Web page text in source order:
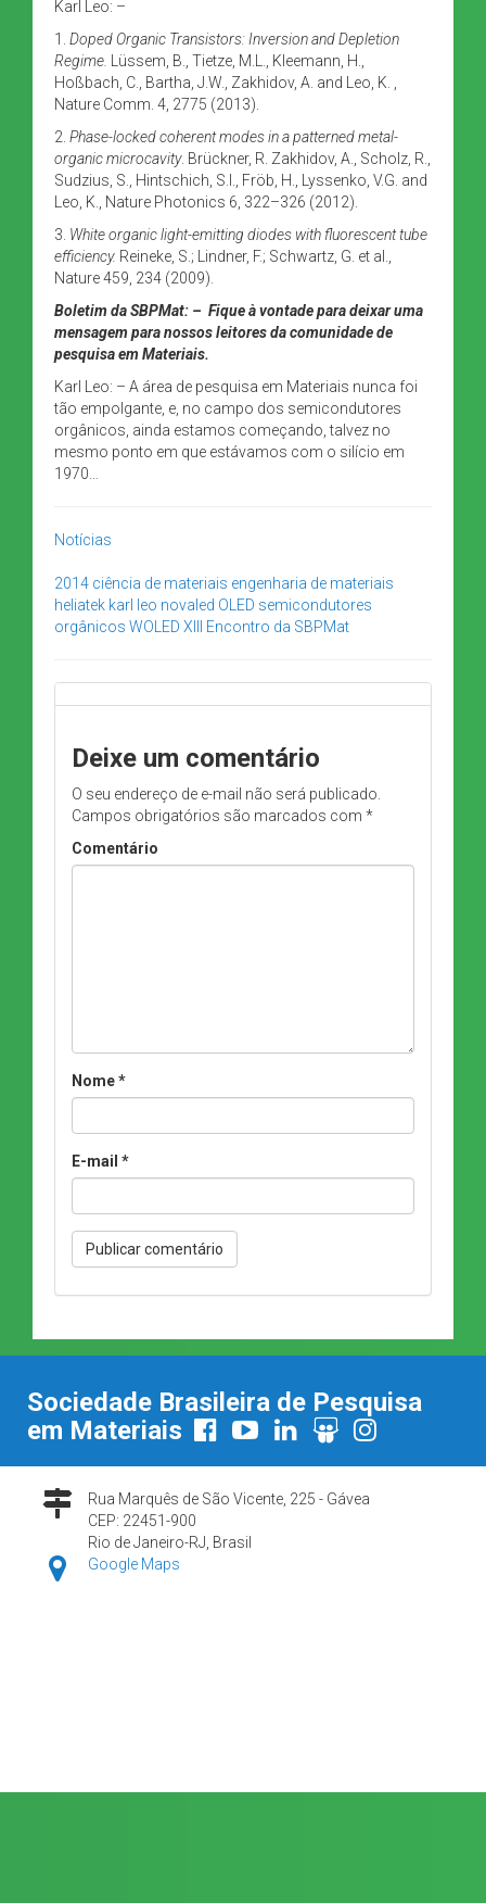
Karl Leo: –
1. Doped Organic Transistors: Inversion and Depletion
Regime.
Lüssem, B., Tietze, M.L., Kleemann, H.,
Hoßbach, C., Bartha, J.W., Zakhidov, A. and Leo, K. ,
Nature Comm. 4, 2775 (2013).
2. Phase-locked coherent modes in a patterned metal-
organic microcavity. Brückner, R. Zakhidov, A., Scholz, R.,
Sudzius, S., Hintschich, S.I., Fröb, H., Lyssenko, V.G. and
Leo, K., Nature Photonics 6, 322–326 (2012).
3. White organic light-emitting diodes with fluorescent tube
efficiency. Reineke, S.; Lindner, F.; Schwartz, G. et al.,
Nature 459, 234 (2009).
Boletim da SBPMat: – Fique à vontade para deixar uma
mensagem para nossos leitores da comunidade de
pesquisa em Materiais.
Karl Leo: – A área de pesquisa em Materiais nunca foi
tão empolgante, e, no campo dos semicondutores
orgânicos, ainda estamos começando, talvez no
mesmo ponto em que estávamos com o silício em
1970…
Notícias
2014 ciência de materiais engenharia de materiais
heliatek karl leo novaled OLED semicondutores
orgânicos WOLED XIII Encontro da SBPMat
Deixe um comentário
O seu endereço de e-mail não será publicado.
Campos obrigatórios são marcados com *
Comentário
Nome*
E-mail *
Sociedade Brasileira de Pesquisa
em Materiais
Rua Marquês de São Vicente, 225 - Gávea
CEP: 22451-900
Rio de Janeiro-RJ, Brasil
Google Maps